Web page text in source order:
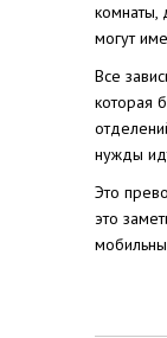
комнаты,
могут
Все
которая
нужды
Это
это